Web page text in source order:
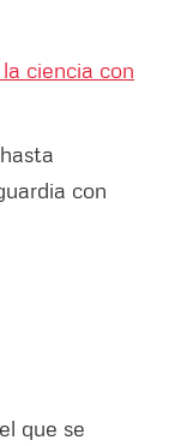
ciencia con
con
que se